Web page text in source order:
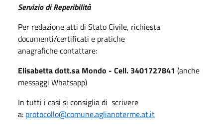
Servizio di Reperibilità
Per redazione atti di Stato Civile, richiesta
documenti/certificati e pratiche
anagrafiche contattare:
Elisabetta dott.sa Mondo - Cell. 3401727841 (anche
messaggi Whatsapp)
In tutti i casi si consiglia di scrivere
a: protocollo@comune.aglianoterme.at.it